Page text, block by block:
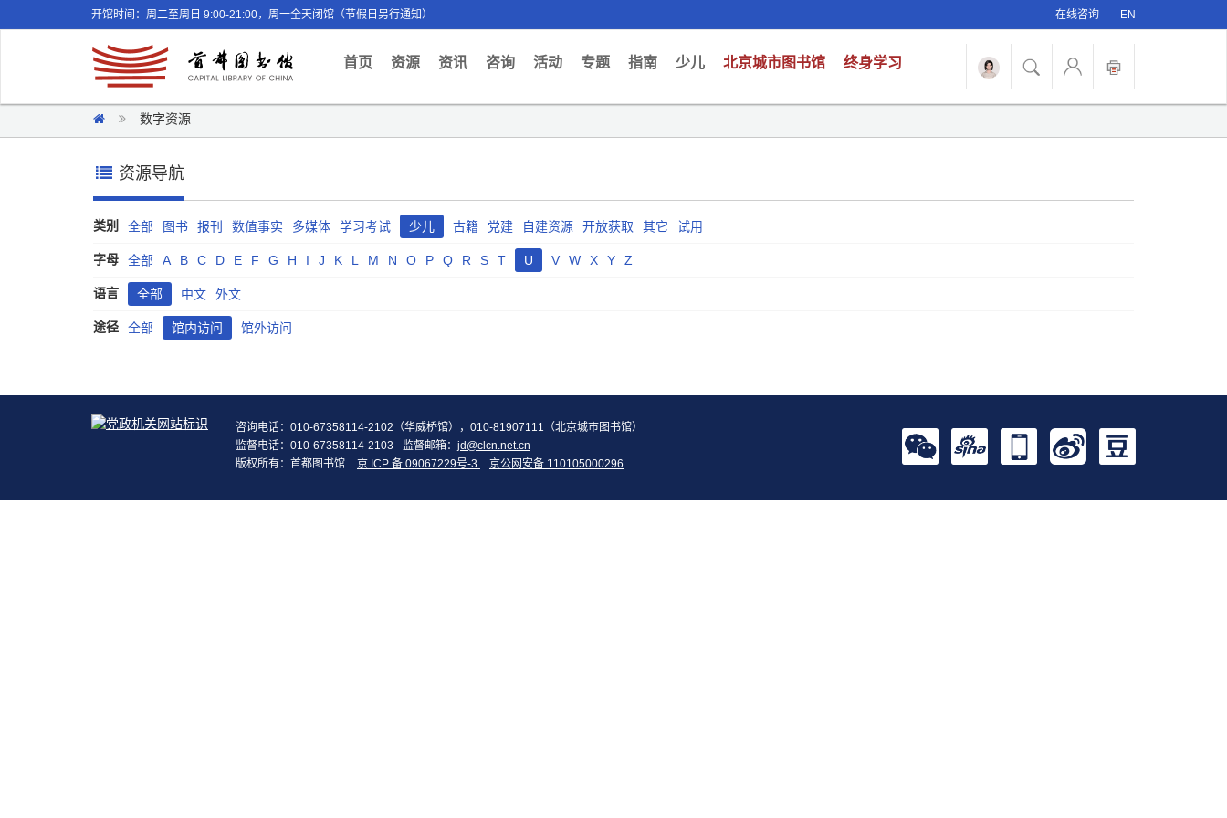
开馆时间：周二至周日 9:00-21:00，周一全天闭馆（节假日另行通知） 在线咨询 EN
首页(current)
资源 资讯 咨询 活动 专题 指南 少儿 北京城市图书馆 终身学习
数字资源
资源导航
类别 全部 图书 报刊 数值事实 多媒体 学习考试 少儿 古籍 党建 自建资源 开放获取 其它 试用
字母 全部 A B C D E F G H I J K L M N O P Q R S T U V W X Y Z
语言 全部 中文 外文
途径 全部 馆内访问 馆外访问
咨询电话：010-67358114-2102（华威桥馆），010-81907111（北京城市图书馆）
监督电话：010-67358114-2103
监督邮箱： jd@clcn.net.cn
版权所有：首都图书馆
京 ICP 备 09067229号-3 京公网安备 110105000296